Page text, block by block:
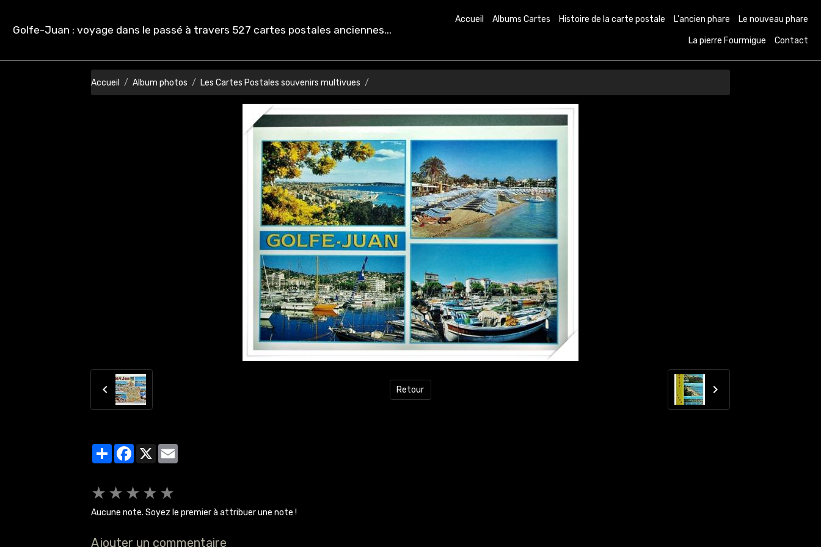
Golfe-Juan : voyage dans le passé à travers 527 cartes postales anciennes...
Accueil Albums Cartes Histoire de la carte postale L'ancien phare Le nouveau phare
La pierre Fourmigue Contact
Accueil Album photos Les Cartes Postales souvenirs multivues
Retour
PartagerFacebook
X
★ ★ ★ ★ ★
Aucune note. Soyez le premier à attribuer une note !
Ajouter un commentaire